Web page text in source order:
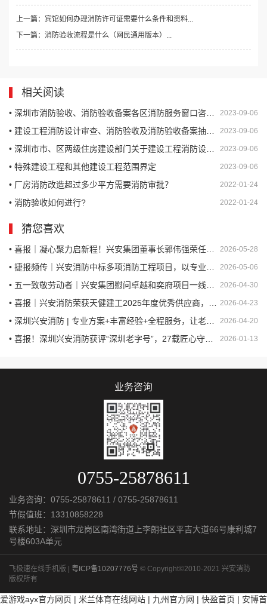
上一篇：宾馆如何办理消防许可证需要什么条件和资料...
下一篇：消防验收流程是什么（网民通用版本）...
相关阅读
2023-09-06
• 深圳市消防验收、消防验收备案各区消防服务窗口咨询电话
2023-09-06
• 建设工程消防设计审查、消防验收及消防验收备案抽查数字化申报材料线上准备流程
2023-09-06
• 深圳市市、区两级住房建设部门关于建设工程消防设计审查、消防验收及消防验收备案抽查的业务分工范围
2023-09-06
• 特殊建设工程和其他建设工程范围界定
2022-01-24
• 厂房消防改造超过多少平方需要消防审批？
2022-01-24
• 消防验收如何进行?
猜您喜欢
2026-05-28
• 喜报｜凝心聚力启新程！兴安集团董事长郭伟强荣任深圳市河南郑州商会创会会长
2026-05-06
• 捷报频传｜兴安消防中标多项消防工程项目，以专业实力护航城市安全
2026-04-30
• 五一致敬劳动者｜兴安集团慰问卓越和奕府项目一线工友，情暖人心守安全
2026-04-23
• 喜报｜兴安消防荣获天健建工2025年度优秀供应商，以专业守护安全
2026-04-20
• 深圳兴安消防 | 专业方案+丰富经验+全程服务，让老旧小区安全“焕新”
2026-01-13
• 喜报！深圳兴安消防获评“深圳老字号”，27载匠心守护城市安全
业务咨询
0755-25878611
业务咨询： 0755-25878611 / 0755-25878611
节假值班： 13310858228
联系地址：深圳市龙岗区南湾街道上李朗社区平吉大道66号康利城7
号楼603A单元
飞极速在线手机版 | 粤ICP备10207776号 © Copyright©2010-2021 兴安消防
版权所有
爱游戏ayx官方网页 | 米兰体育在线网站 | 九州官方网 | 快盈首页 | 安博首